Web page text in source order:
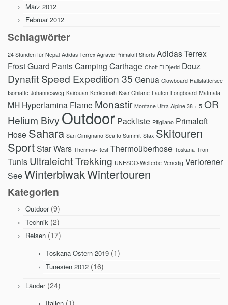
März 2012
Februar 2012
Schlagwörter
24 Stunden für Nepal Adidas Terrex Agravic Primaloft Shorts Adidas Terrex
Frost Guard PantsCamping Carthage Chott El Djerid Douz
Dynafit Speed Expedition 35 Genua Glowboard Hallstättersee
Isomatte Johannesweg Kairouan Kerkennah Ksar Ghilane Laufen Longboard Matmata
MH Hyperlamina Flame Monastir Montane Ultra Alpine 38 + 5 OR
Helium Bivy Outdoor Packliste Pitigliano Primaloft
Hose Sahara San Gimignano Sea to Summit Sfax Skitouren
SportStar Wars Therm-a-Rest Thermoüberhose Toskana Tron
Tunis Ultraleicht Trekking UNESCO-Welterbe Venedig Verlorener
See WinterbiwakWintertouren
Kategorien
Outdoor(9)
Technik (2)
Reisen (17)
Toskana Ostern 2019 (1)
Tunesien 2012 (16)
Länder(24)
(1)